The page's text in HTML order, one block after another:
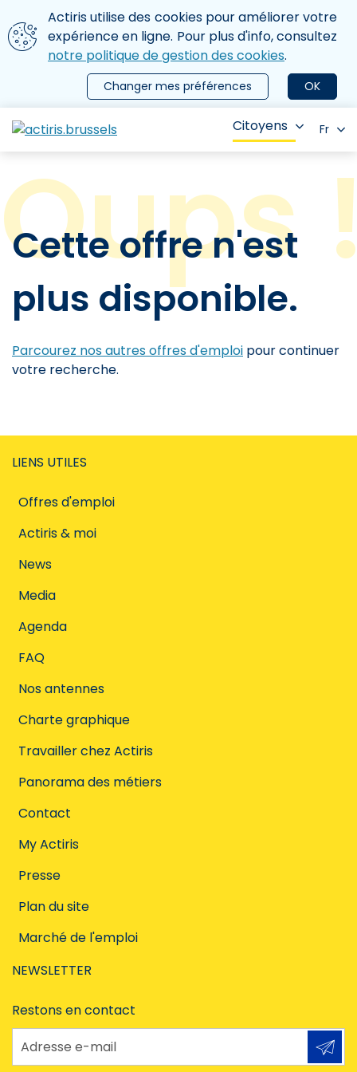
Aller au contenu principal
Nous utilisons des cookies
Actiris utilise des cookies pour améliorer votre
expérience en ligne. Pour plus d'info, consultez
notre politique de gestion des cookies.
OK
Changer mes préférences
le menu
Citoyens Fr
Cette offre n'est
plus disponible.
Parcourez nos autres offres d'emploi pour continuer
votre recherche.
LIENS UTILES
Offres d'emploi
Actiris & moi
News
Media
Agenda
FAQ
Nos antennes
Charte graphique
Travailler chez Actiris
Panorama des métiers
Contact
My Actiris
Presse
Plan du site
Marché de l'emploi
NEWSLETTER
Restons en contact
Adresse e-mail